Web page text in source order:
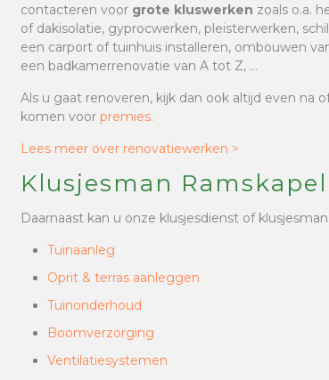
contacteren voor grote kluswerken zoals o.a.
of dakisolatie, gyprocwerken, pleisterwerken,
een carport of tuinhuis installeren, ombouwen
een badkamerrenovatie van A tot Z, …
Als u gaat renoveren, kijk dan ook altijd even na
komen voorpremies.
Lees meer over renovatiewerken >
Klusjesman
Daarnaast kan u onze klusjesdienst of
Tuinaanleg
Oprit & terras aanleggen
Tuinonderhoud
Boomverzorging
Ventilatiesystemen